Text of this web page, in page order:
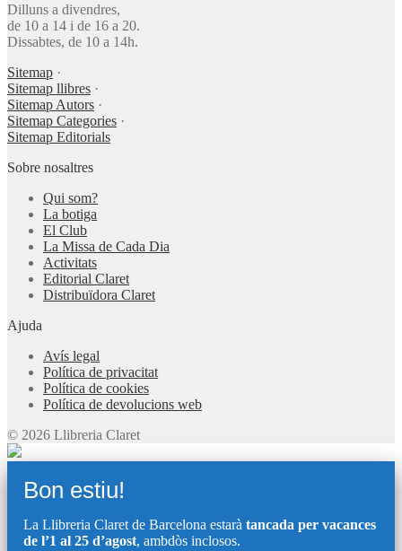
Dilluns a divendres,
de 10 a 14 i de 16 a 20.
Dissabtes, de 10 a 14h.
Sitemap ·
Sitemap llibres ·
Sitemap Autors ·
Sitemap Categories ·
Sitemap Editorials
Sobre nosaltres
Qui som?
La botiga
El Club
La Missa de Cada Dia
Activitats
Editorial Claret
Distribuïdora Claret
Ajuda
Avís legal
Política de privacitat
Política de cookies
Política de devolucions web
© 2026 Llibreria Claret
Bon estiu!
La Llibreria Claret de Barcelona estarà tancada per vacances
de l’1 al 25 d’agost, ambdòs inclosos.